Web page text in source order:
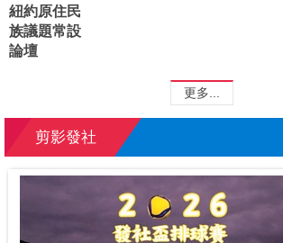
紐約原住民
族議題常設
論壇
更多...
剪影發社